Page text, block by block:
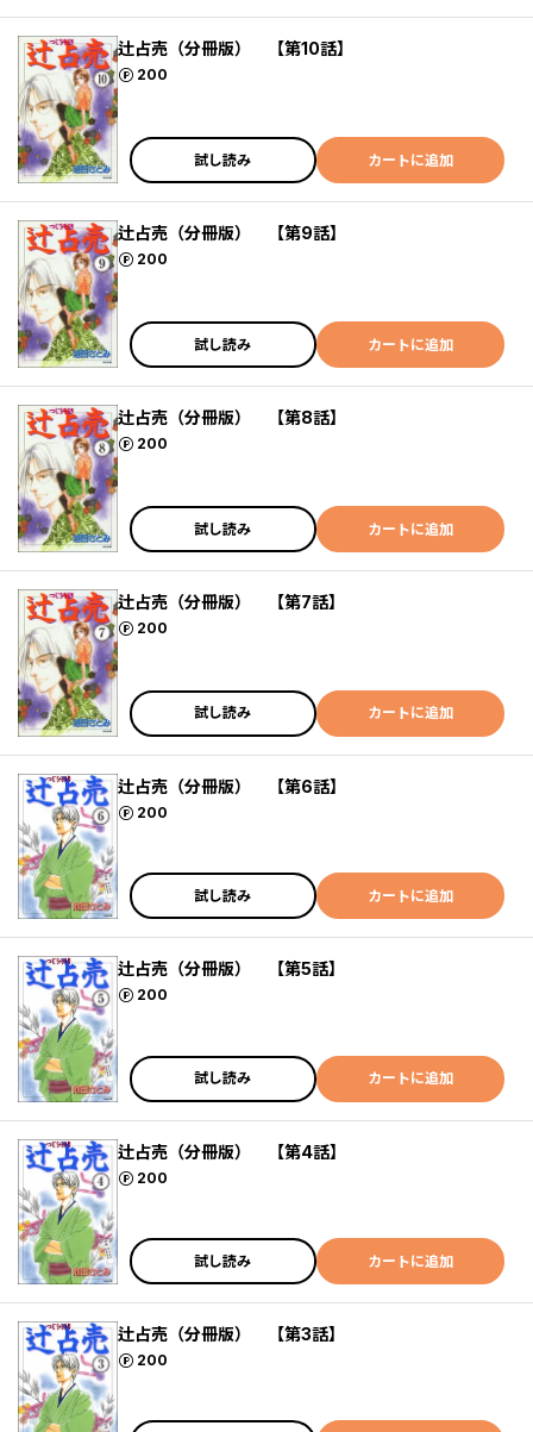
辻占売（分冊版） 【第10話】
200
ポイント
試し読み カートに追加
辻占売（分冊版） 【第9話】
200
ポイント
試し読み カートに追加
辻占売（分冊版） 【第8話】
200
ポイント
試し読み カートに追加
辻占売（分冊版） 【第7話】
200
ポイント
試し読み カートに追加
辻占売（分冊版） 【第6話】
200
ポイント
試し読み カートに追加
辻占売（分冊版） 【第5話】
200
ポイント
試し読み カートに追加
辻占売（分冊版） 【第4話】
200
ポイント
試し読み カートに追加
辻占売（分冊版） 【第3話】
200
ポイント